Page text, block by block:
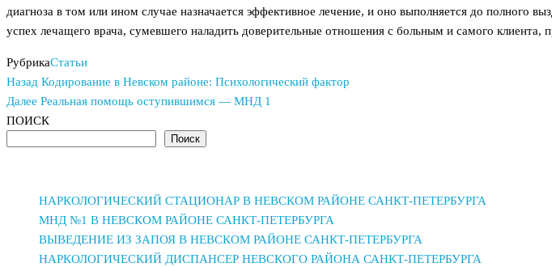
диагноза в том или ином случае назначается эффективное лечение, и оно выполняется до полного
успех лечащего врача, сумевшего наладить доверительные отношения с больным и самого клиента,
РубрикаСтатьи
Навигация
по
записям
Предыдущая
запись
Назад Кодирование в Невском районе: Психологический фактор
Следующая
запись
Далее Реальная помощь оступившимся — МНД 1
ПОИСК
Поиск
НАРКОЛОГИЧЕСКИЙ СТАЦИОНАР В НЕВСКОМ РАЙОНЕ САНКТ-ПЕТЕРБУРГА
МНД №1 В НЕВСКОМ РАЙОНЕ САНКТ-ПЕТЕРБУРГА
ВЫВЕДЕНИЕ ИЗ ЗАПОЯ В НЕВСКОМ РАЙОНЕ САНКТ-ПЕТЕРБУРГА
НАРКОЛОГИЧЕСКИЙ ДИСПАНСЕР НЕВСКОГО РАЙОНА САНКТ-ПЕТЕРБУРГА